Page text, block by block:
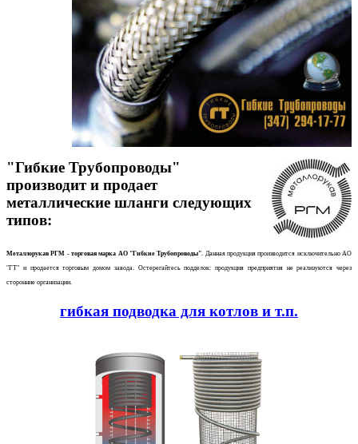
"Гибкие Трубопроводы"
производит и продает
металлические шланги следующих
типов:
Металлорукав РГМ - торговая марка АО "Гибкие Трубопроводы". Данная продукция производится исключительно АО
"ГТ" и продается торговым домом завода. Остерегайтесь подделок: продукция предприятия не реализуются через
сторонние организации.
гибкая подводка для котлов и т.п.